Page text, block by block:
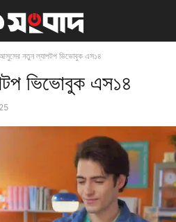
নতুন ল্যাপটপ ভিভোবুক এস১৪
ভিভোবুক এস১৪